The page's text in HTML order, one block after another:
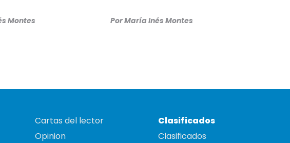
Montes PorMaría Inés Montes
Cartas del lector
Opinion
Clasificados
Clasificados